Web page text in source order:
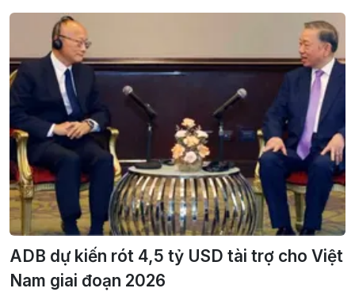
ADB dự kiến rót 4,5 tỷ USD tài trợ cho Việt
Nam giai đoạn 2026